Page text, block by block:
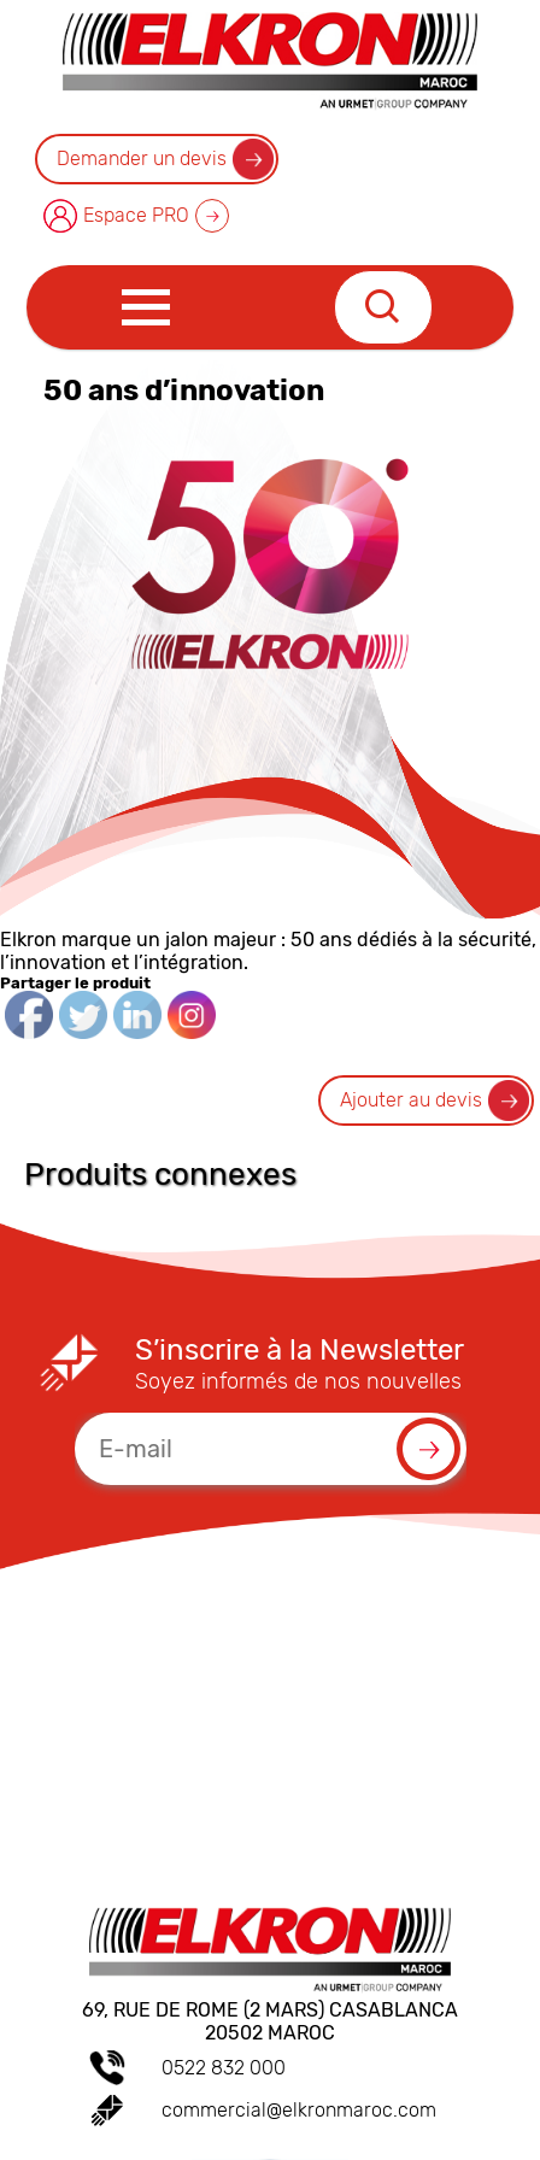
Demander un devis
Espace PRO
50 ans d’innovation
Elkron marque un jalon majeur : 50 ans dédiés à la sécurité,
l’innovation et l’intégration.
Partager le produit
Ajouter au devis
Produits connexes
S’inscrire à la Newsletter
Soyez informés de nos nouvelles
69, RUE DE ROME (2 MARS) CASABLANCA
20502 MAROC
0522 832 000
commercial@elkronmaroc.com